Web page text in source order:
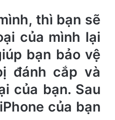
thì bạn sẽ
của mình lại
bạn bảo vệ
đánh cắp và
của bạn. Sau
của bạn